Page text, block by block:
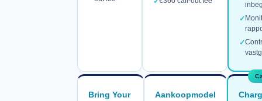
✓
✓
Bring Your
Aankoopmodel